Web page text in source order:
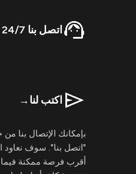
اتصل بنا 24/7 : 17221999
اكتب لنا→
بإمكانك الإتصال بنا
"اتصل بنا". سوف
أقرب فرصة ممكنة فيما